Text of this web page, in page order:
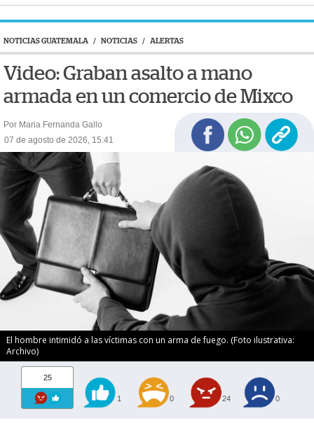
NOTICIAS GUATEMALA / NOTICIAS / ALERTAS
Video: Graban asalto a mano
armada en un comercio de Mixco
Por Maria Fernanda Gallo
07 de agosto de 2026, 15:41
El hombre intimidó a las víctimas con un arma de fuego. (Foto ilustrativa:
Archivo)
25
1 0 24 0